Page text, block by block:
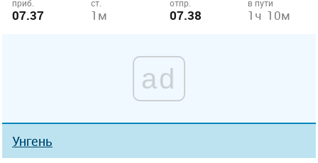
приб.
07.37
ст.
1м
отпр.
07.38
в пути
1ч 10м
ad
Унгень